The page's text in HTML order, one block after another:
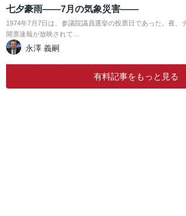
七夕豪雨――7月の気象災害――
1974年7月7日は、参議院議員選挙の投票日であった。夜、
開票速報が放映されて…
永澤 義嗣
有料記事をもっと見る